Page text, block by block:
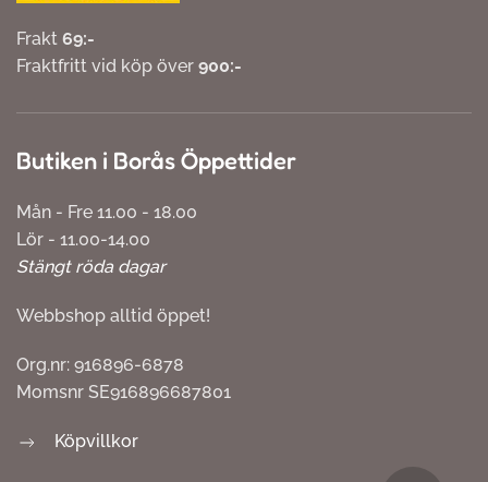
Frakt 69:-
Fraktfritt vid köp över 900:-
Butiken i Borås Öppettider
Mån - Fre 11.00 - 18.00
Lör - 11.00-14.00
Stängt röda dagar
Webbshop alltid öppet!
Org.nr: 916896-6878
Momsnr SE916896687801
Köpvillkor